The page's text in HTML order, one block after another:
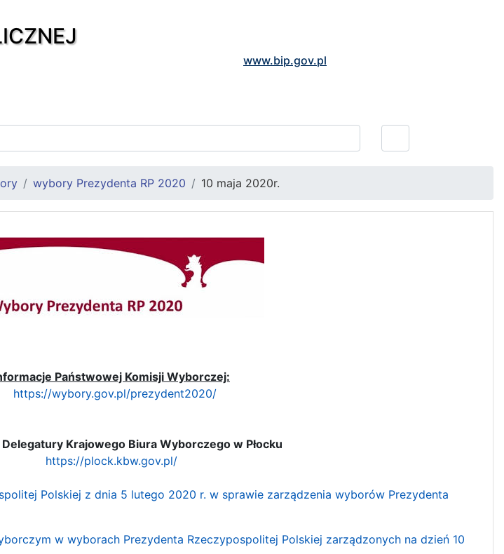
www.bip.gov.pl
wybory Prezydenta RP 2020 10 maja 2020r.
Państwowej Komisji Wyborczej:
https://wybory.gov.pl/prezydent2020/
Krajowego Biura Wyborczego w Płocku
https://plock.kbw.gov.pl/
Polskiej z dnia 5 lutego 2020 r. w sprawie zarządzenia wyborów Prezydenta
w wyborach Prezydenta Rzeczypospolitej Polskiej zarządzonych na dzień 10